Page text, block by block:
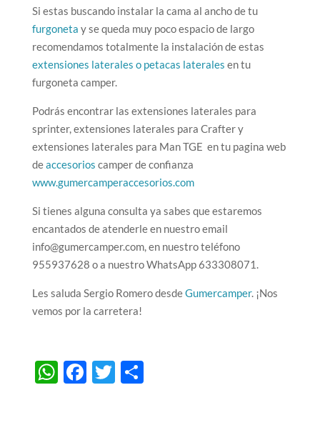
Si estas buscando instalar la cama al ancho de tu
furgoneta y se queda muy poco espacio de largo
recomendamos totalmente la instalación de estas
extensiones laterales o petacas laterales en tu
furgoneta camper.
Podrás encontrar las extensiones laterales para
sprinter, extensiones laterales para Crafter y
extensiones laterales para Man TGE en tu pagina web
deaccesorios camper de confianza
www.gumercamperaccesorios.com
Si tienes alguna consulta ya sabes que estaremos
encantados de atenderle en nuestro email
info@gumercamper.com, en nuestro teléfono
955937628 o a nuestro WhatsApp 633308071.
Les saluda Sergio Romero desdeGumercamper. ¡Nos
vemos por la carretera!
WF T C